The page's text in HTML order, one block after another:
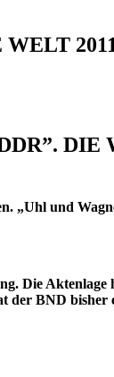
DIE
„Uhl und
Die
BND